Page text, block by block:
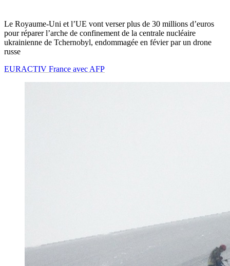
Le Royaume-Uni et l’UE vont verser plus de 30 millions d’euros
pour réparer l’arche de confinement de la centrale nucléaire
ukrainienne de Tchernobyl, endommagée en févier par un drone
russe
EURACTIV France avec AFP